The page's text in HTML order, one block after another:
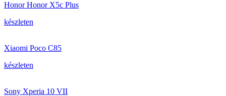
Honor Honor X5c Plus
készleten
Xiaomi Poco C85
készleten
Sony Xperia 10 VII